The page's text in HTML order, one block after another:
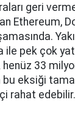
geri
Ethereum,
pek çok
33
bu eksiği
rahat edebilir.